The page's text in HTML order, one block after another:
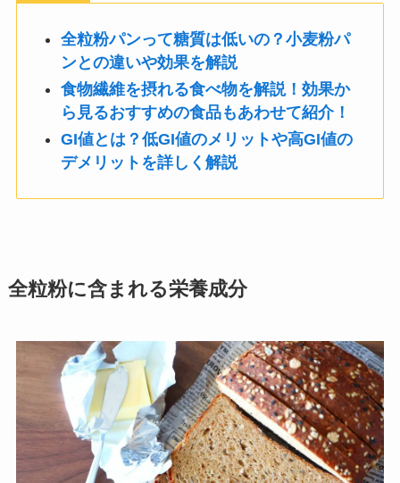
全粒粉パンって糖質は低いの？小麦粉パ
ンとの違いや効果を解説
食物繊維を摂れる食べ物を解説！効果か
ら見るおすすめの食品もあわせて紹介！
GI値とは？低GI値のメリットや高GI値の
デメリットを詳しく解説
全粒粉に含まれる栄養成分